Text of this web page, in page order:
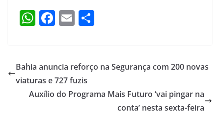
W
s
A
p
F
e
b
o
E
l e
Bahia anuncia reforço na Segurança com 200 novas
viaturas e 727 fuzis
Auxílio do Programa Mais Futuro ‘vai pingar na
conta’ nesta sexta-feira